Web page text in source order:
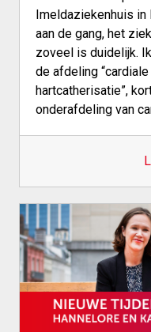
Imeldaziekenhuis in
aan de gang, het
zoveel is duidelijk.
de afdeling
hartcatherisatie”,
onderafdeling van